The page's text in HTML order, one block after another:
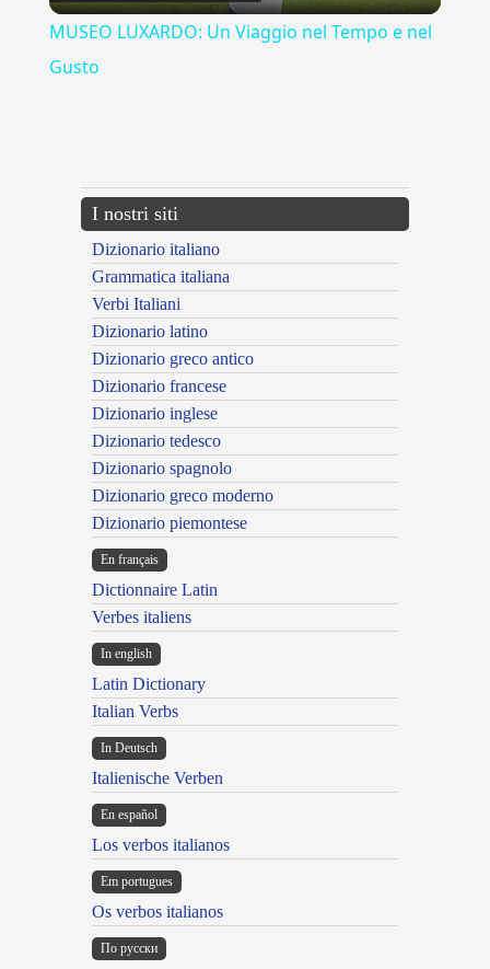
MUSEO LUXARDO: Un Viaggio nel Tempo e nel
Gusto
I nostri siti
Dizionario italiano
Grammatica italiana
Verbi Italiani
Dizionario latino
Dizionario greco antico
Dizionario francese
Dizionario inglese
Dizionario tedesco
Dizionario spagnolo
Dizionario greco moderno
Dizionario piemontese
En français
Dictionnaire Latin
Verbes italiens
In english
Latin Dictionary
Italian Verbs
In Deutsch
Italienische Verben
En español
Los verbos italianos
Em portugues
Os verbos italianos
По русски